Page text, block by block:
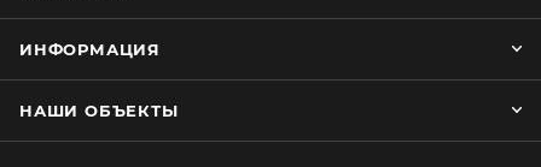
ИНФОРМАЦИЯ
НАШИ ОБЪЕКТЫ